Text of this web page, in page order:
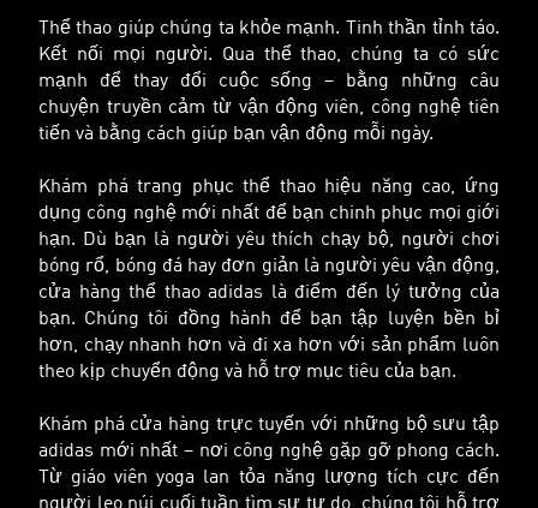
Thể thao giúp chúng ta khỏe mạnh. Tinh thần tỉnh táo.
Kết nối mọi người. Qua thể thao, chúng ta có sức
mạnh để thay đổi cuộc sống – bằng những câu
chuyện truyền cảm từ vận động viên, công nghệ tiên
tiến và bằng cách giúp bạn vận động mỗi ngày.
Khám phá trang phục thể thao hiệu năng cao, ứng
dụng công nghệ mới nhất để bạn chinh phục mọi giới
hạn. Dù bạn là người yêu thích chạy bộ, người chơi
bóng rổ, bóng đá hay đơn giản là người yêu vận động,
cửa hàng thể thao adidas là điểm đến lý tưởng của
bạn. Chúng tôi đồng hành để bạn tập luyện bền bỉ
hơn, chạy nhanh hơn và đi xa hơn với sản phẩm luôn
theo kịp chuyển động và hỗ trợ mục tiêu của bạn.
Khám phá cửa hàng trực tuyến với những bộ sưu tập
adidas mới nhất – nơi công nghệ gặp gỡ phong cách.
Từ giáo viên yoga lan tỏa năng lượng tích cực đến